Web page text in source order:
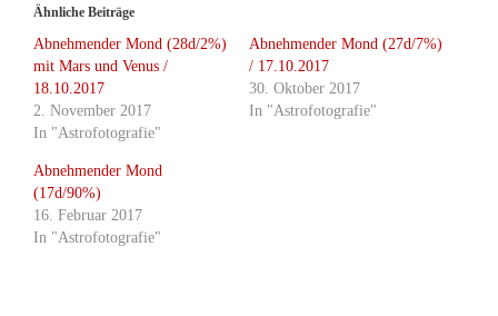
Ähnliche Beiträge
Abnehmender Mond (28d/2%)
mit Mars und Venus /
18.10.2017
2. November 2017
In "Astrofotografie"
Abnehmender Mond (27d/7%)
/ 17.10.2017
30. Oktober 2017
In "Astrofotografie"
Abnehmender Mond
(17d/90%)
16. Februar 2017
In "Astrofotografie"